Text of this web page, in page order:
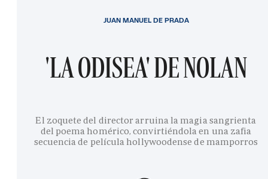
'LA ODISEA' DE NOLAN
El zoquete del director arruina la magia sangrienta
del poema homérico, convirtiéndola en una zafia
secuencia de película hollywoodense de mamporros
JUAN MANUEL DE PRADA